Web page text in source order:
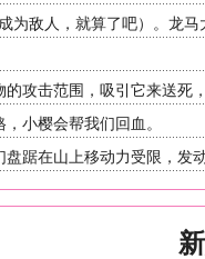
为敌人，就算了吧）。龙
攻击范围，吸引它来送
小樱会帮我们回血。
踞在山上移动力受限，